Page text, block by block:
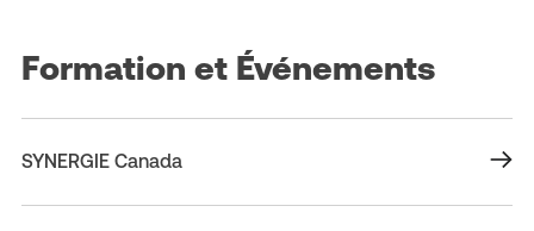
Formation et Événements
SYNERGIE Canada